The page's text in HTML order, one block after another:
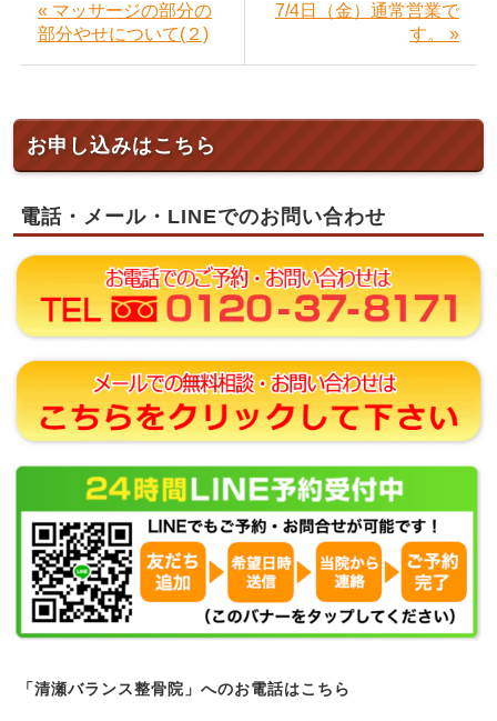
« マッサージの部分の
部分やせについて(２)
7/4日（金）通常営業で
す。 »
お申し込みはこちら
電話・メール・LINEでのお問い合わせ
「清瀬バランス整骨院」へのお電話はこちら